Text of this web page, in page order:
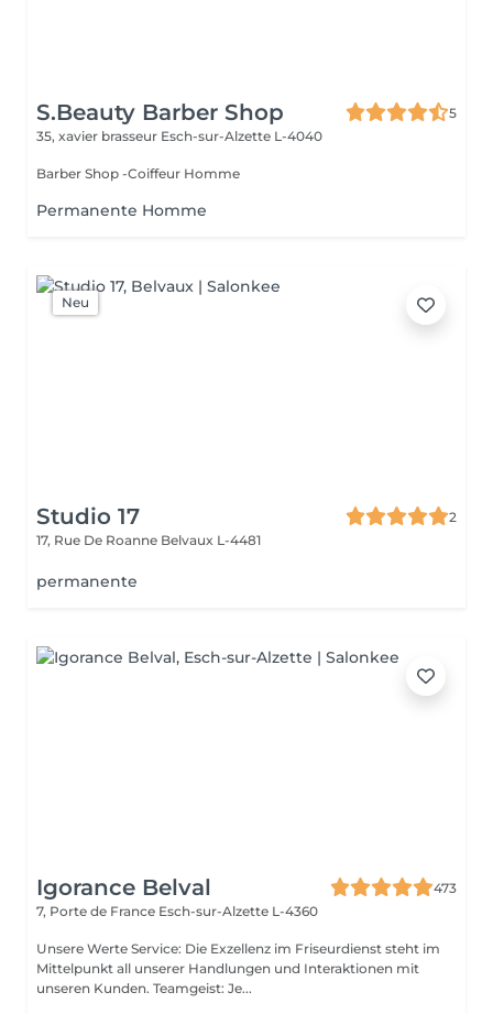
S.Beauty Barber Shop
5
35, xavier brasseur Esch-sur-Alzette L-4040
Barber Shop -Coiffeur Homme
Permanente Homme
Neu
Studio 17
2
17, Rue De Roanne Belvaux L-4481
permanente
Igorance Belval
473
7, Porte de France Esch-sur-Alzette L-4360
Unsere Werte Service: Die Exzellenz im Friseurdienst steht im
Mittelpunkt all unserer Handlungen und Interaktionen mit
unseren Kunden. Teamgeist: Je...